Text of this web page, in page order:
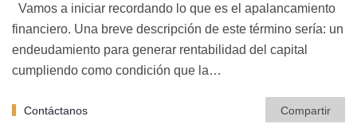
Vamos a iniciar recordando lo que es el apalancamiento
financiero. Una breve descripción de este término sería: un
endeudamiento para generar rentabilidad del capital
cumpliendo como condición que la…
Contáctanos Compartir